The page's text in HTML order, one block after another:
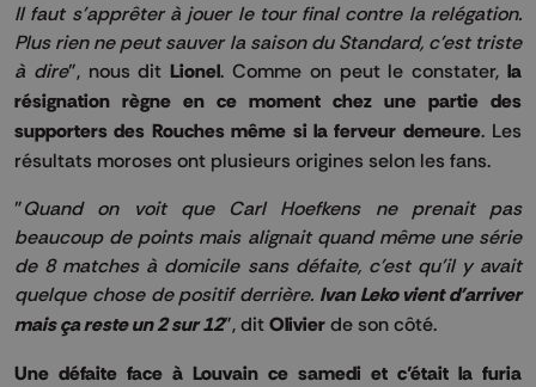
Il faut s'apprêter à jouer le tour final contre la relégation.
Plus rien ne peut sauver la saison du Standard, c'est triste
à dire", nous ditLionel. Comme on peut le constater,la
résignation règne en ce moment chez une partie des
supporters des Rouches même si la ferveur demeure. Les
résultats moroses ont plusieurs origines selon les fans.
"Quand on voit que Carl Hoefkens ne prenait pas
beaucoup de points mais alignait quand même une série
de 8 matches à domicile sans défaite, c'est qu'il y avait
quelque chose de positif derrière. Ivan Leko vient d'arriver
mais ça reste un 2 sur 12", dit Olivier de son côté.
Une défaite face à Louvain ce samedi et c’était la furia